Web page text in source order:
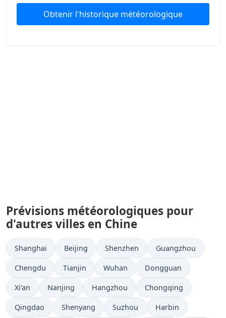
Obtenir l'historique météorologique
Prévisions météorologiques pour
d'autres villes en Chine
Shanghai Beijing Shenzhen Guangzhou
Chengdu Tianjin Wuhan Dongguan
Xi’an Nanjing Hangzhou Chongqing
Qingdao Shenyang Suzhou Harbin